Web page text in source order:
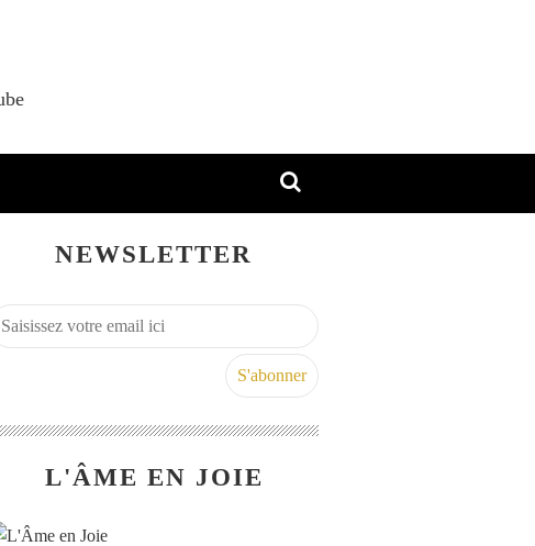
NEWSLETTER
L'ÂME EN JOIE